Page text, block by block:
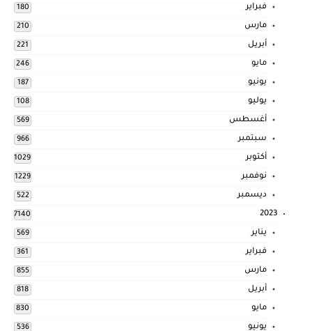
فبراير 180
مارس 210
أبريل 221
مايو 246
يونيو 187
يوليو 108
أغسطس 569
سبتمبر 966
أكتوبر 1029
نوفمبر 1229
ديسمبر 522
2023
7140
يناير 569
فبراير 361
مارس 855
أبريل 818
مايو 830
يونيو 536